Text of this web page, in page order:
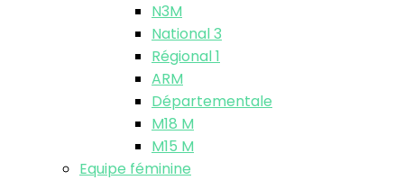
N3M
National 3
Régional 1
ARM
Départementale
M18 M
M15 M
Equipe féminine